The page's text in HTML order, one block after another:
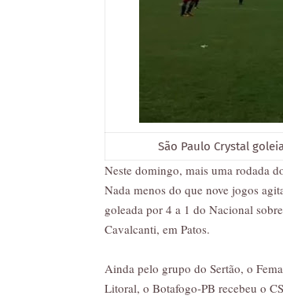
São Paulo Crystal
Neste domingo, mais uma rodada
Nada menos do que nove jogos
goleada por 4 a 1 do Nacional
Cavalcanti, em Patos.
Ainda pelo grupo do Sertão, o
Litoral, o Botafogo-PB recebeu o